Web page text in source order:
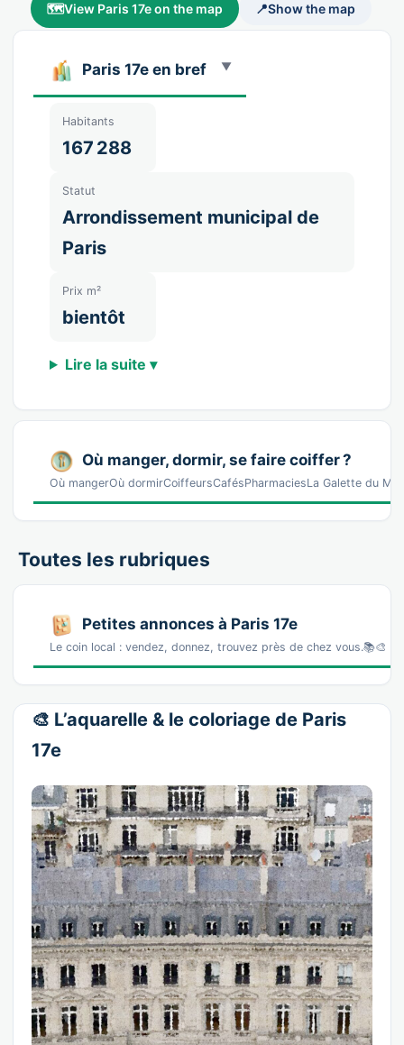
🗺️View Paris 17e on the map 📍Show the map
Paris 17e en bref
Habitants
167 288
Statut
Arrondissement municipal de
Paris
Prix m²
bientôt
Lire la suite ▾
Où manger, dormir, se faire coiffer ?
Où mangerOù dormirCoiffeursCafésPharmaciesLa Galette du
Toutes les rubriques
Petites annonces à Paris 17e
Le coin local : vendez, donnez, trouvez près de chez vous.📚🎨
🎨 L’aquarelle & le coloriage de Paris
17e